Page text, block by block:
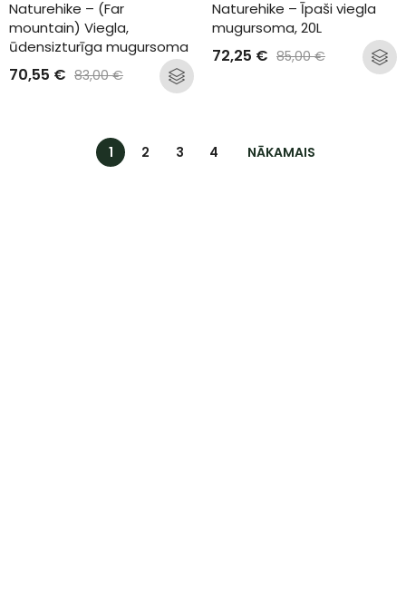
Naturehike – (Far
mountain) Viegla,
ūdensizturīga mugursoma
70,55 € 83,00€
Naturehike – Īpaši viegla
mugursoma, 20L
72,25 € 85,00€
1 2 3 4 NĀKAMAIS